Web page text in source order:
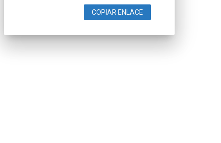
COPIAR ENLACE